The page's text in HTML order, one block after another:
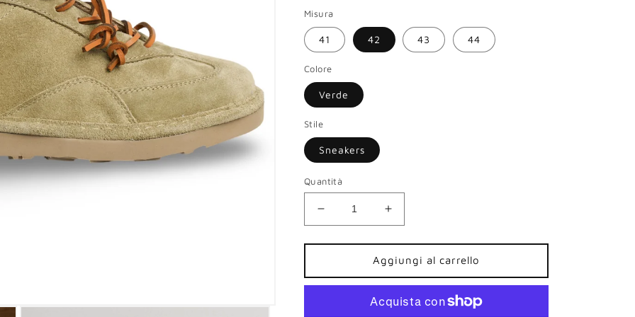
Misura
41 42 43 44
Colore
Verde
Stile
Sneakers
Quantità
Diminuisci
quantità
per
Sneakers
Panchic
uomo
camoscio
Aumenta
quantità
per
Sneakers
Panchic
uomo
camoscio
Aggiungi al carrello